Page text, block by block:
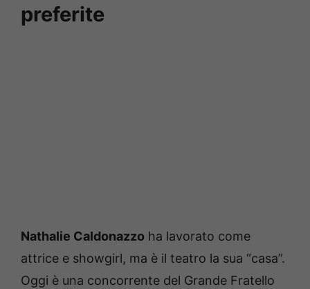
preferite
Nathalie Caldonazzo ha lavorato come
attrice e showgirl, ma è il teatro la sua “casa”.
Oggi è una concorrente del Grande Fratello